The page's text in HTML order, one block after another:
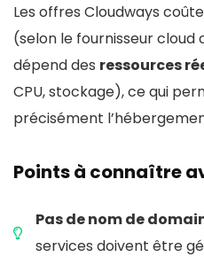
Les offres Cloudways
(selon le fournisseur cloud
dépend des ressources
CPU, stockage), ce qui
précisément
Points à connaître
Pas de nom de
services doivent être